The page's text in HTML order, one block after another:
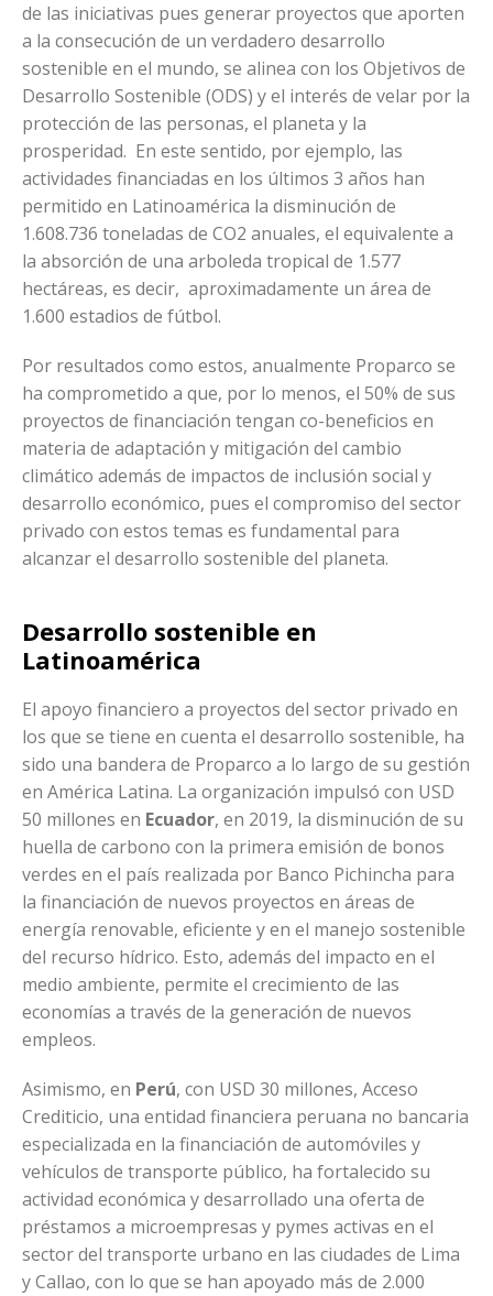
de las iniciativas pues generar proyectos que aporten
a la consecución de un verdadero desarrollo
sostenible en el mundo, se alinea con los Objetivos de
Desarrollo Sostenible (ODS) y el interés de velar por la
protección de las personas, el planeta y la
prosperidad. En este sentido, por ejemplo, las
actividades financiadas en los últimos 3 años han
permitido en Latinoamérica la disminución de
1.608.736 toneladas de CO2 anuales, el equivalente a
la absorción de una arboleda tropical de 1.577
hectáreas, es decir, aproximadamente un área de
1.600 estadios de fútbol.
Por resultados como estos, anualmente Proparco se
ha comprometido a que, por lo menos, el 50% de sus
proyectos de financiación tengan co-beneficios en
materia de adaptación y mitigación del cambio
climático además de impactos de inclusión social y
desarrollo económico, pues el compromiso del sector
privado con estos temas es fundamental para
alcanzar el desarrollo sostenible del planeta.
Desarrollo sostenible en
Latinoamérica
El apoyo financiero a proyectos del sector privado en
los que se tiene en cuenta el desarrollo sostenible, ha
sido una bandera de Proparco a lo largo de su gestión
en América Latina. La organización impulsó con USD
50 millones en Ecuador, en 2019, la disminución de su
huella de carbono con la primera emisión de bonos
verdes en el país realizada por Banco Pichincha para
la financiación de nuevos proyectos en áreas de
energía renovable, eficiente y en el manejo sostenible
del recurso hídrico. Esto, además del impacto en el
medio ambiente, permite el crecimiento de las
economías a través de la generación de nuevos
empleos.
Asimismo, en Perú, con USD 30 millones, Acceso
Crediticio, una entidad financiera peruana no bancaria
especializada en la financiación de automóviles y
vehículos de transporte público, ha fortalecido su
actividad económica y desarrollado una oferta de
préstamos a microempresas y pymes activas en el
sector del transporte urbano en las ciudades de Lima
y Callao, con lo que se han apoyado más de 2.000